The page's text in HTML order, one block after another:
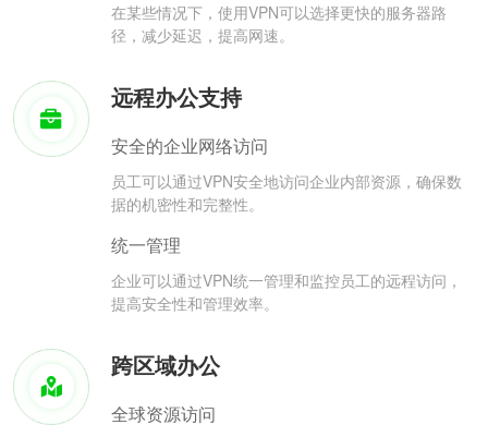
在某些情况下，使用VPN可以选择更快的服务器路
径，减少延迟，提高网速。
远程办公支持
安全的企业网络访问
员工可以通过VPN安全地访问企业内部资源，确保数
据的机密性和完整性。
统一管理
企业可以通过VPN统一管理和监控员工的远程访问，
提高安全性和管理效率。
跨区域办公
全球资源访问